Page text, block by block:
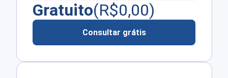
Gratuito(R$0,00)
Consultar grátis